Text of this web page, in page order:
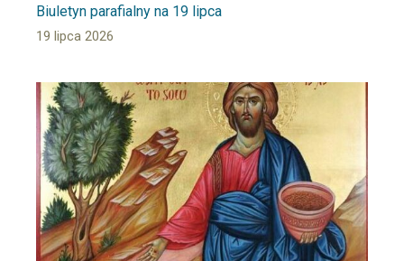
Biuletyn parafialny na 19 lipca
19 lipca 2026